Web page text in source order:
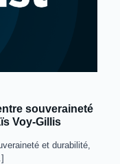
souveraineté
Voy-Gillis
et durabilité,